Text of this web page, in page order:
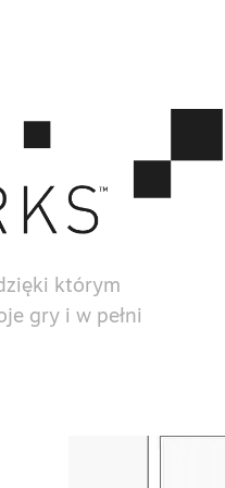
którym
gry i w pełni